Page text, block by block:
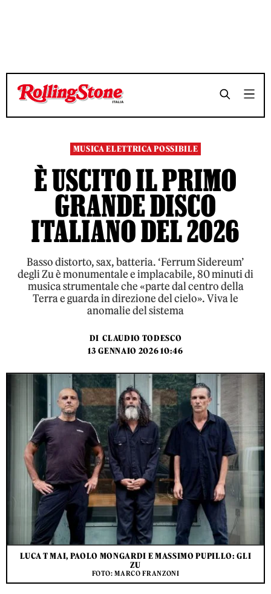
TEMPO DI LETTURA 9 MINUTI SHARE
TEMPO DI LETTURA 9 MINUTI SHARE
MUSICA ELETTRICA POSSIBILE
È USCITO IL PRIMO
GRANDE DISCO
ITALIANO DEL 2026
Basso distorto, sax, batteria. ‘Ferrum Sidereum’
degli Zu è monumentale e implacabile, 80 minuti di
musica strumentale che «parte dal centro della
Terra e guarda in direzione del cielo». Viva le
anomalie del sistema
DI CLAUDIO TODESCO
13 GENNAIO 2026 10:46
LUCA T MAI, PAOLO MONGARDI E MASSIMO PUPILLO: GLI
ZU
FOTO: MARCO FRANZONI